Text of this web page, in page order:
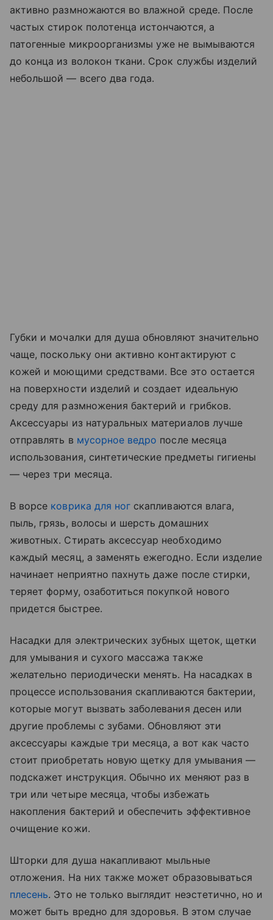
активно размножаются во влажной среде. После
частых стирок полотенца истончаются, а
патогенные микроорганизмы уже не вымываются
до конца из волокон ткани. Срок службы изделий
небольшой — всего два года.
Губки и мочалки для душа обновляют значительно
чаще, поскольку они активно контактируют с
кожей и моющими средствами. Все это остается
на поверхности изделий и создает идеальную
среду для размножения бактерий и грибков.
Аксессуары из натуральных материалов лучше
отправлять в мусорное ведро после месяца
использования, синтетические предметы гигиены
— через три месяца.
В ворсе коврика для ног скапливаются влага,
пыль, грязь, волосы и шерсть домашних
животных. Стирать аксессуар необходимо
каждый месяц, а заменять ежегодно. Если изделие
начинает неприятно пахнуть даже после стирки,
теряет форму, озаботиться покупкой нового
придется быстрее.
Насадки для электрических зубных щеток, щетки
для умывания и сухого массажа также
желательно периодически менять. На насадках в
процессе использования скапливаются бактерии,
которые могут вызвать заболевания десен или
другие проблемы с зубами. Обновляют эти
аксессуары каждые три месяца, а вот как часто
стоит приобретать новую щетку для умывания —
подскажет инструкция. Обычно их меняют раз в
три или четыре месяца, чтобы избежать
накопления бактерий и обеспечить эффективное
очищение кожи.
Шторки для душа накапливают мыльные
отложения. На них также может образовываться
плесень. Это не только выглядит неэстетично, но и
может быть вредно для здоровья. В этом случае